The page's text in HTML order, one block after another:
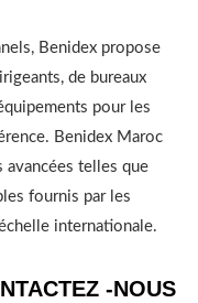
Benidex propose
de bureaux
pour les
Benidex Maroc
telles que
fournis par les
internationale.
-NOUS